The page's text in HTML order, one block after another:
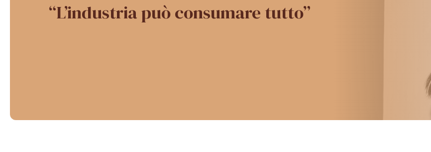
“L’industria può consumare tutto”